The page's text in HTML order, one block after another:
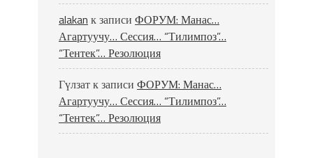
alakan к записи ФОРУМ: Манас…
Агартуучу… Сессия… “Тилимпоз”…
“Тентек”… Резолюция
Гүлзатк записи ФОРУМ: Манас…
Агартуучу… Сессия… “Тилимпоз”…
“Тентек”… Резолюция